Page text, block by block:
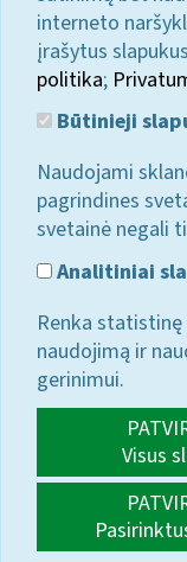
interneto
įrašytus
politika;
Būtinieji
Naudojami
pagrindines
svetainė negali
Analitiniai
Renka
naudojimą ir
gerinimui.
Visus